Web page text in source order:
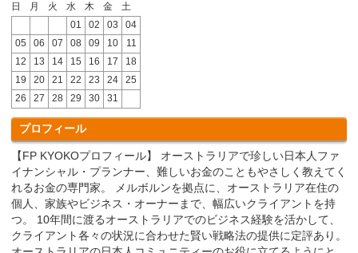
日 月 火 水 木 金
土
01
02 03
04
05
06 07 08 09 10
11
12
13 14 15 16 17
18
19
20 21 22 23 24
25
26
27 28 29 30 31
プロフィール
【FP KYOKOプロフィール】 オーストラリアで珍しい日本人ファ
イナンシャル・プランナー、難しいお金のこともやさしく教えてく
れるお金の専門家。 メルボルンを拠点に、オーストラリア在住の
個人、家族やビジネス・オーナーまで、幅広いクライアントを持
つ。 10年間に渡るオーストラリアでのビジネス経験を活かして、
クライアント各々の状況に合わせた賢い戦略法の提供に定評あり。